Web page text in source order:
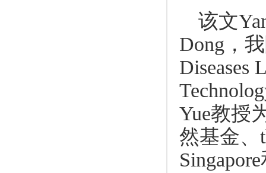
该文
Dong，
Diseases
Yue教授
然基金、